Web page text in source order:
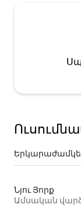
Նյու Յորք
Ամսական